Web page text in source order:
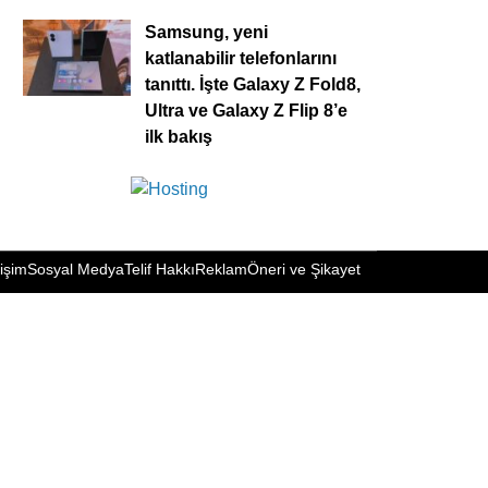
Samsung, yeni
katlanabilir telefonlarını
tanıttı. İşte Galaxy Z Fold8,
Ultra ve Galaxy Z Flip 8’e
ilk bakış
Sosyal MedyaTelif HakkıReklamÖneri ve Şikayet